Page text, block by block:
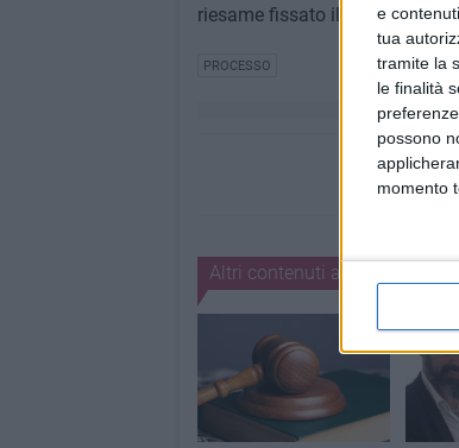
e
tua
tramite la
le finalità
possono
momento
riesame fissato il 16.05,
PROCESSO
Altri contenuti a tema